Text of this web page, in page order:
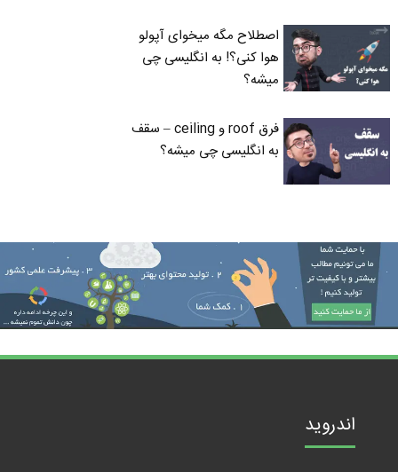
اصطلاح مگه میخوای آپولو
هوا کنی؟! به انگلیسی چی
میشه؟
فرق roof و ceiling – سقف
به انگلیسی چی میشه؟
اندروید